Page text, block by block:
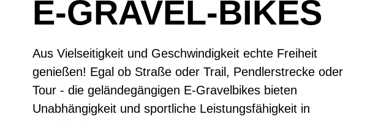
E-GRAVEL-BIKES
Aus Vielseitigkeit und Geschwindigkeit echte Freiheit
genießen! Egal ob Straße oder Trail, Pendlerstrecke oder
Tour - die geländegängigen E-Gravelbikes bieten
Unabhängigkeit und sportliche Leistungsfähigkeit in